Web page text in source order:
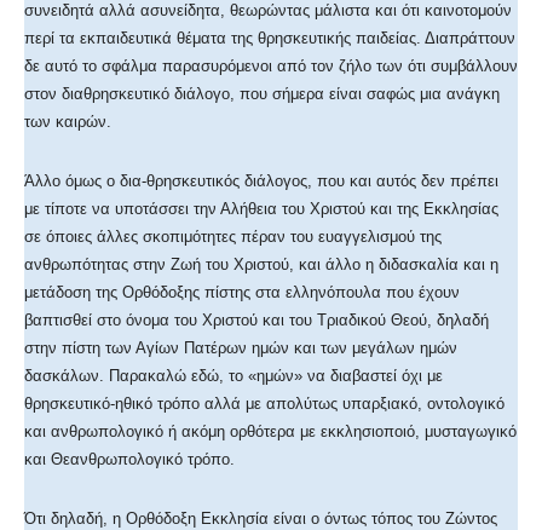
συνειδητά αλλά ασυνείδητα, θεωρώντας μάλιστα και ότι καινοτομούν
περί τα εκπαιδευτικά θέματα της θρησκευτικής παιδείας. Διαπράττουν
δε αυτό το σφάλμα παρασυρόμενοι από τον ζήλο των ότι συμβάλλουν
στον διαθρησκευτικό διάλογο, που σήμερα είναι σαφώς μια ανάγκη
των καιρών.
Άλλο όμως ο δια-θρησκευτικός διάλογος, που και αυτός δεν πρέπει
με τίποτε να υποτάσσει την Αλήθεια του Χριστού και της Εκκλησίας
σε όποιες άλλες σκοπιμότητες πέραν του ευαγγελισμού της
ανθρωπότητας στην Ζωή του Χριστού, και άλλο η διδασκαλία και η
μετάδοση της Ορθόδοξης πίστης στα ελληνόπουλα που έχουν
βαπτισθεί στο όνομα του Χριστού και του Τριαδικού Θεού, δηλαδή
στην πίστη των Αγίων Πατέρων ημών και των μεγάλων ημών
δασκάλων. Παρακαλώ εδώ, το «ημών» να διαβαστεί όχι με
θρησκευτικό-ηθικό τρόπο αλλά με απολύτως υπαρξιακό, οντολογικό
και ανθρωπολογικό ή ακόμη ορθότερα με εκκλησιοποιό, μυσταγωγικό
και Θεανθρωπολογικό τρόπο.
Ότι δηλαδή, η Ορθόδοξη Εκκλησία είναι ο όντως τόπος του Ζώντος